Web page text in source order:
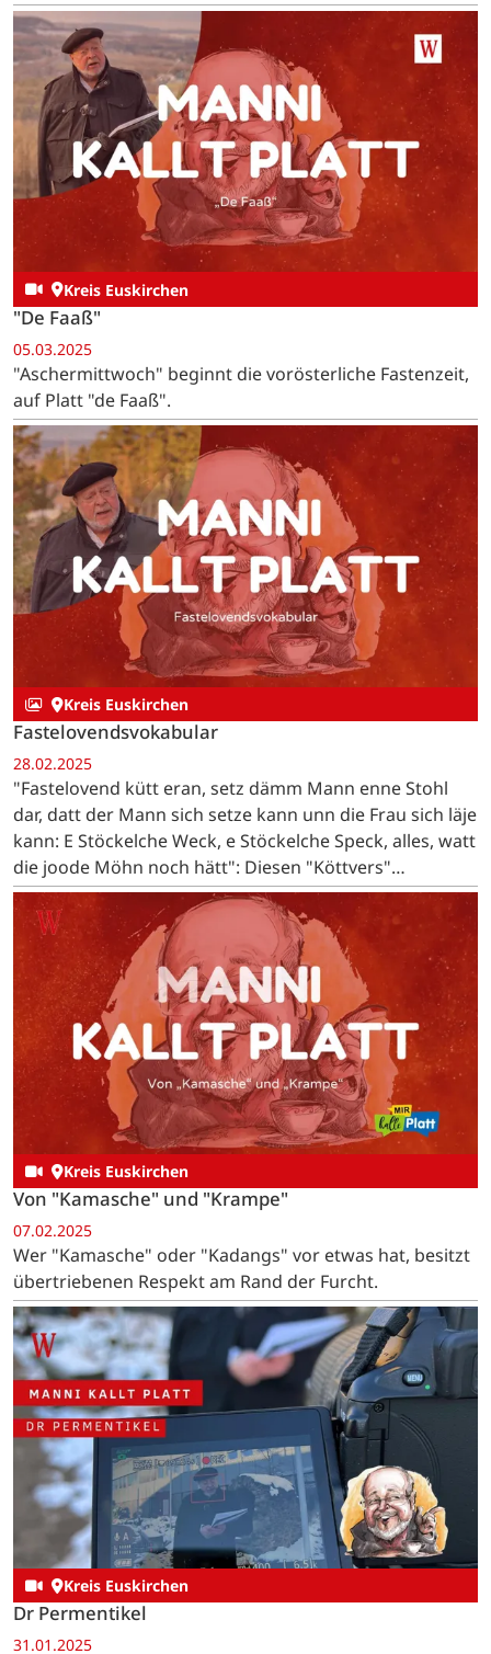
Kreis Euskirchen
"De Faaß"
05.03.2025
"Aschermittwoch" beginnt die vorösterliche Fastenzeit,
auf Platt "de Faaß".
Kreis Euskirchen
Fastelovendsvokabular
28.02.2025
"Fastelovend kütt eran, setz dämm Mann enne Stohl
dar, datt der Mann sich setze kann unn die Frau sich läje
kann: E Stöckelche Weck, e Stöckelche Speck, alles, watt
die joode Möhn noch hätt": Diesen "Köttvers"
(Bettellied) sangen die "Pänz" von Bleibuir auf…
Kreis Euskirchen
Von "Kamasche" und "Krampe"
07.02.2025
Wer "Kamasche" oder "Kadangs" vor etwas hat, besitzt
übertriebenen Respekt am Rand der Furcht.
Kreis Euskirchen
Dr Permentikel
31.01.2025